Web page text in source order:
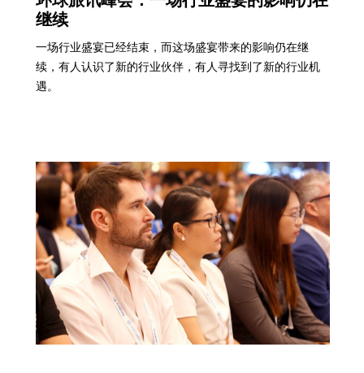
继续
一场行业盛宴已经结束，而这场盛宴带来的影响仍在继
续，有人认识了新的行业伙伴，有人寻找到了新的行业机
遇。